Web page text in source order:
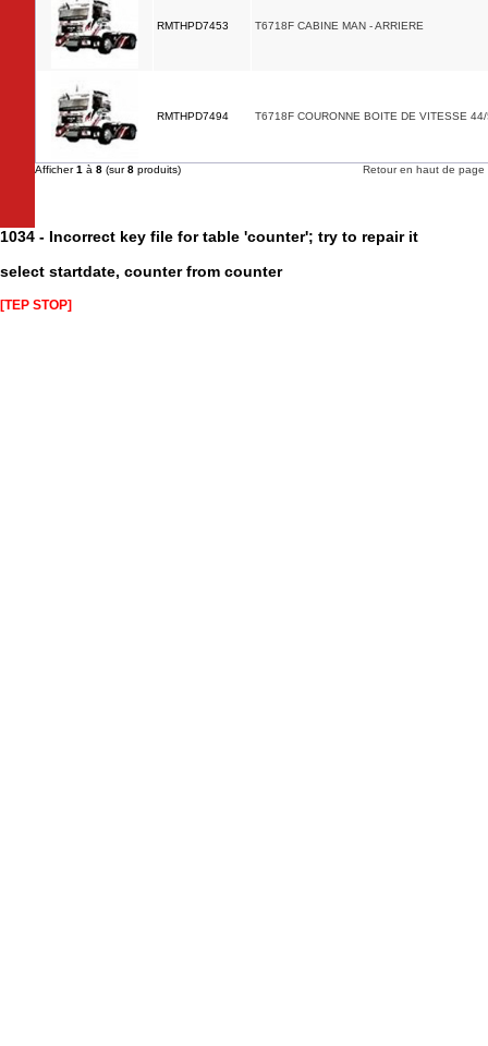
RMTHPD7453 T6718F CABINE MAN - ARRIERE
RMTHPD7494 T6718F COURONNE BOITE DE VITESSE
Afficher1 à 8 (sur8 produits) Retour en haut de page
1034 - Incorrect key file for table 'counter'; try to repair it
select startdate, counter from counter
[TEP STOP]